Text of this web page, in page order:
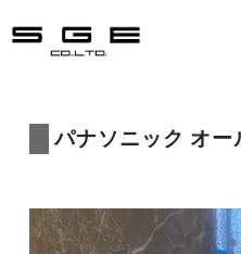
パナソニック オー
施工の流れ